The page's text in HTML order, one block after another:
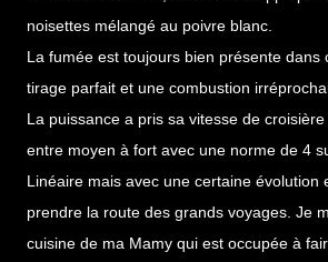
noisettes mélangé au poivre blanc.
La fumée est toujours bien présente dans
tirage parfait et une combustion
La puissance a pris sa vitesse de
entre moyen à fort avec une norme de 4
Linéaire mais avec une certaine évolution
prendre la route des grands voyages. Je
cuisine de ma Mamy qui est occupée à